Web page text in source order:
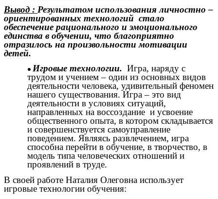
Вывод : Результатом использования личностно –
ориентированных технологий стало
обеспечение рационального и эмоционального
единства в обучении, что благоприятно
отразилось на произвольности мотивации
детей.
Игровые технологии. Игра, наряду с
трудом и учением – один из основных видов
деятельности человека, удивительный феномен
нашего существования. Игра – это вид
деятельности в условиях ситуаций,
направленных на воссоздание и усвоение
общественного опыта, в котором складывается
и совершенствуется самоуправление
поведением. Являясь развлечением, игра
способна перейти в обучение, в творчество, в
модель типа человеческих отношений и
проявлений в труде.
В своей работе Наталия Олеговна использует
игровые технологии обучения: